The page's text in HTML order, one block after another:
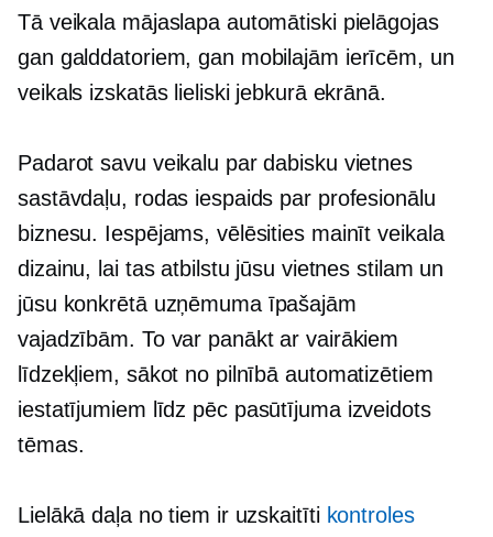
Tā veikala mājaslapa automātiski pielāgojas
gan galddatoriem, gan mobilajām ierīcēm, un
veikals izskatās lieliski jebkurā ekrānā.
Padarot savu veikalu par dabisku vietnes
sastāvdaļu, rodas iespaids par profesionālu
biznesu. Iespējams, vēlēsities mainīt veikala
dizainu, lai tas atbilstu jūsu vietnes stilam un
jūsu konkrētā uzņēmuma īpašajām
vajadzībām. To var panākt ar vairākiem
līdzekļiem, sākot no pilnībā automatizētiem
iestatījumiem līdz pēc pasūtījuma izveidots
tēmas.
Lielākā daļa no tiem ir uzskaitīti kontroles